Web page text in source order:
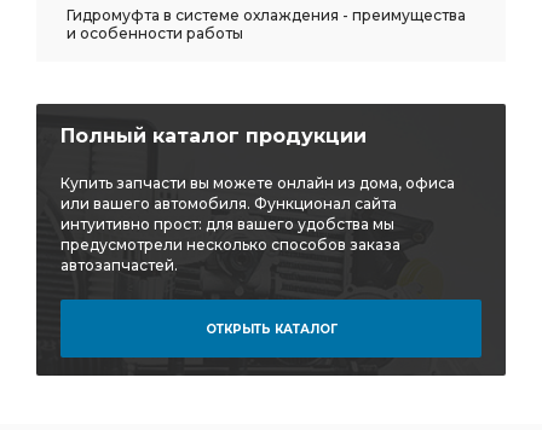
Гидромуфта в системе охлаждения - преимущества
и особенности работы
Полный каталог продукции
Купить запчасти вы можете онлайн из дома, офиса
или вашего автомобиля. Функционал сайта
интуитивно прост: для вашего удобства мы
предусмотрели несколько способов заказа
автозапчастей.
ОТКРЫТЬ КАТАЛОГ